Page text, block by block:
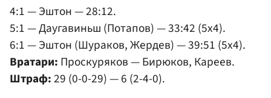
4:1 — Эштон — 28:12.
5:1 — Даугавиньш (Потапов) — 33:42 (5x4).
6:1 — Эштон (Шураков, Жердев) — 39:51 (5x4).
Вратари: Проскуряков — Бирюков, Кареев.
Штраф:29 (0-0-29) — 6 (2-4-0).